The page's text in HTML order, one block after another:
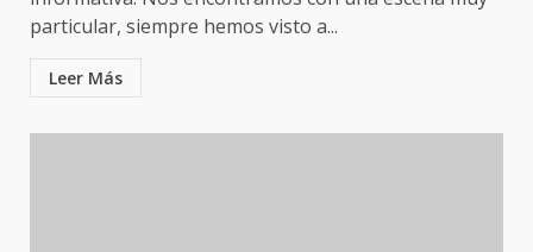
particular, siempre hemos visto a...
Leer Más